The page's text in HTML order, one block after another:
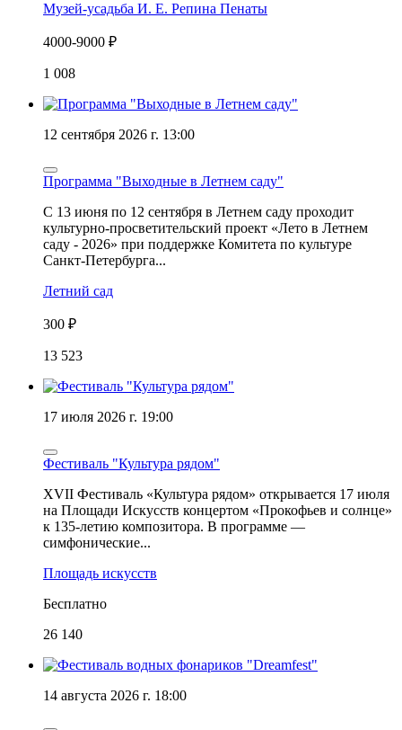
Музей-усадьба И. Е. Репина Пенаты
4000-9000 ₽
1 008
12 сентября 2026 г. 13:00
Программа "Выходные в Летнем саду"
С 13 июня по 12 сентября в Летнем саду проходит
культурно-просветительский проект «Лето в Летнем
саду - 2026» при поддержке Комитета по культуре
Санкт-Петербурга...
Летний сад
300 ₽
13 523
17 июля 2026 г. 19:00
Фестиваль "Культура рядом"
XVII Фестиваль «Культура рядом» открывается 17 июля
на Площади Искусств концертом «Прокофьев и солнце»
к 135-летию композитора. В программе —
симфонические...
Площадь искусств
Бесплатно
26 140
14 августа 2026 г. 18:00